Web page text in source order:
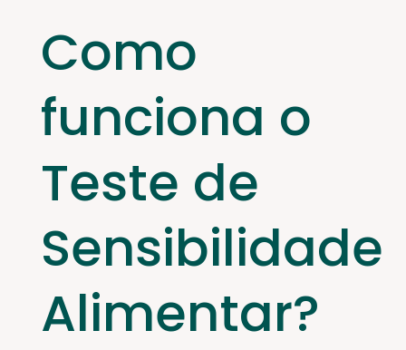
Como
funciona o
Teste de
Sensibilidade
Alimentar?